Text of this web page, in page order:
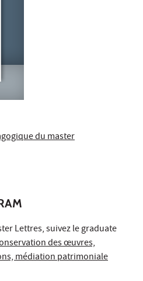
du master
Lettres, suivez le graduate
des œuvres,
médiation patrimoniale